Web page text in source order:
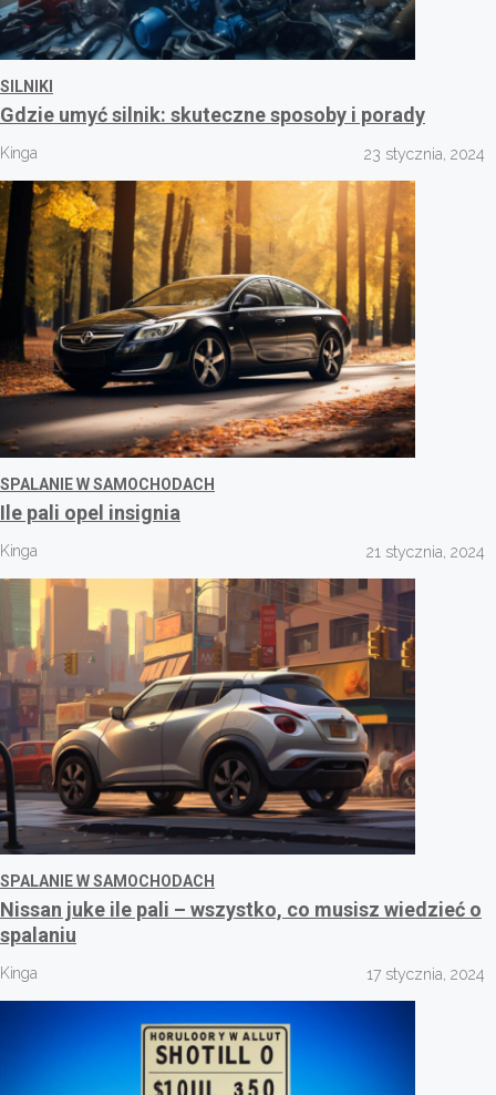
SILNIKI
Gdzie umyć silnik: skuteczne sposoby i porady
Kinga 23 stycznia, 2024
SPALANIE W SAMOCHODACH
Ile pali opel insignia
Kinga 21 stycznia, 2024
SPALANIE W SAMOCHODACH
Nissan juke ile pali – wszystko, co musisz wiedzieć o
spalaniu
Kinga 17 stycznia, 2024